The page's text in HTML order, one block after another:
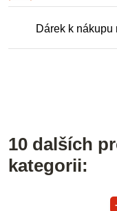
Dárek k nákupu
10 dalších
kategorii: